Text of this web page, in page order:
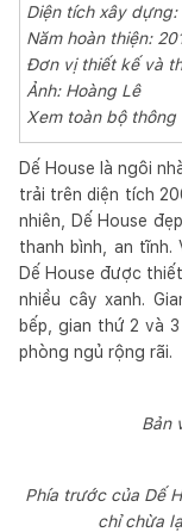
Diện tích xây dựng:
Năm hoàn thiện:
Đơn vị thiết kế và
Ảnh: Hoàng Lê
Xem toàn bộ thông
Dế House là ngôi
trải trên diện tích
nhiên, Dế House
thanh bình, an tĩnh.
Dế House được
nhiều cây xanh.
bếp, gian thứ 2 và
phòng ngủ rộng rãi.
Bản
Phía trước của Dế
chỉ chừa